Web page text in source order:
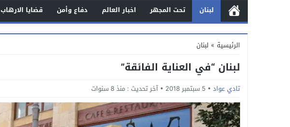
لبنان تحت المجهر اخبار العالم دفاع وأمن قضايا الارهاب
الرئيسية » لبنان
لبنان “في العناية الفائقة”
تادي عواد 5 سبتمبر 2018 آخر تحديث : منذ 8 سنوات